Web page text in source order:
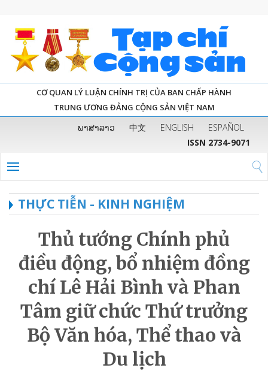
CƠ QUAN LÝ LUẬN CHÍNH TRỊ CỦA BAN CHẤP HÀNH
TRUNG ƯƠNG ĐẢNG CỘNG SẢN VIỆT NAM
ພາສາລາວ 中文 ENGLISH
ESPAÑOL
ISSN 2734-9071
THỰC TIỄN - KINH NGHIỆM
Thủ tướng Chính phủ
điều động, bổ nhiệm đồng
chí Lê Hải Bình và Phan
Tâm giữ chức Thứ trưởng
Bộ Văn hóa, Thể thao và
Du lịch